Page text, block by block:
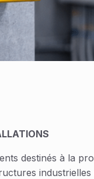
destinés à la
industrielles